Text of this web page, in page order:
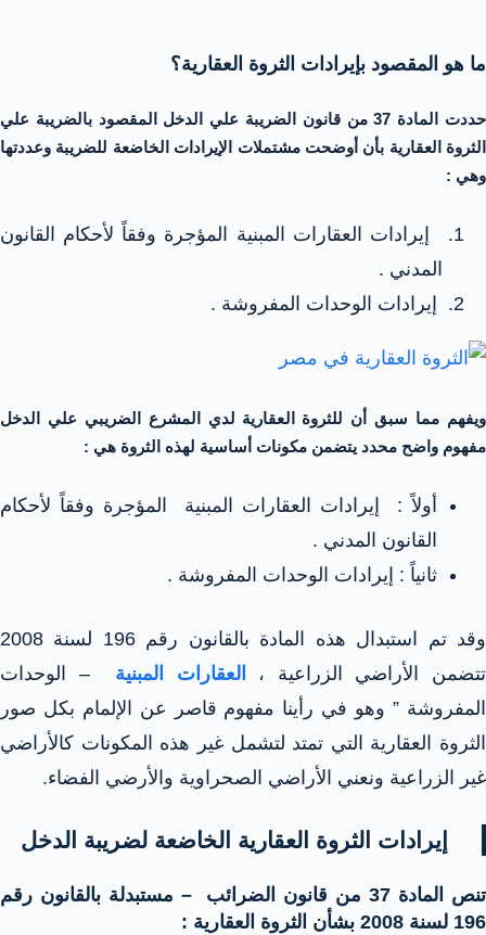
ما هو المقصود بإيرادات الثروة العقارية؟
حددت المادة 37 من قانون الضريبة علي الدخل المقصود بالضريبة علي
الثروة العقارية بأن أوضحت مشتملات الإيرادات الخاضعة للضريبة وعددتها
وهي :
إيرادات العقارات المبنية المؤجرة وفقاً لأحكام القانون
المدني .
إيرادات الوحدات المفروشة .
ويفهم مما سبق أن للثروة العقارية لدي المشرع الضريبي علي الدخل
مفهوم واضح محدد يتضمن مكونات أساسية لهذه الثروة هي :
أولاً : إيرادات العقارات المبنية المؤجرة وفقاً لأحكام
القانون المدني .
ثانياً : إيرادات الوحدات المفروشة .
وقد تم استبدال هذه المادة بالقانون رقم 196 لسنة 2008
تتضمن الأراضي الزراعية ،
العقارات المبنية
– الوحدات
المفروشة ” وهو في رأينا مفهوم قاصر عن الإلمام بكل صور
الثروة العقارية التي تمتد لتشمل غير هذه المكونات كالأراضي
غير الزراعية ونعني الأراضي الصحراوية والأرضي الفضاء.
إيرادات الثروة العقارية الخاضعة لضريبة الدخل
تنص المادة 37 من قانون الضرائب – مستبدلة بالقانون رقم
196 لسنة 2008 بشأن الثروة العقارية :